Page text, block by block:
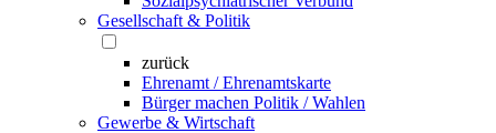
Gesellschaft & Politik
zurück
Ehrenamt / Ehrenamtskarte
Bürger machen Politik / Wahlen
Gewerbe & Wirtschaft